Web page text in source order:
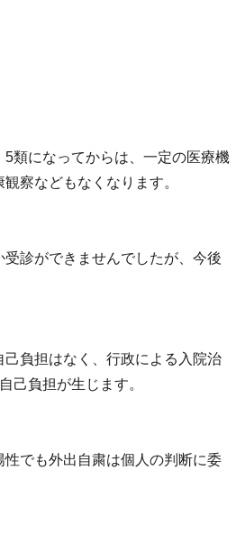
類になってからは、一定の医療機
察などもなくなります。
診ができませんでしたが、今後
負担はなく、行政による入院治
己負担が生じます。
でも外出自粛は個人の判断に委